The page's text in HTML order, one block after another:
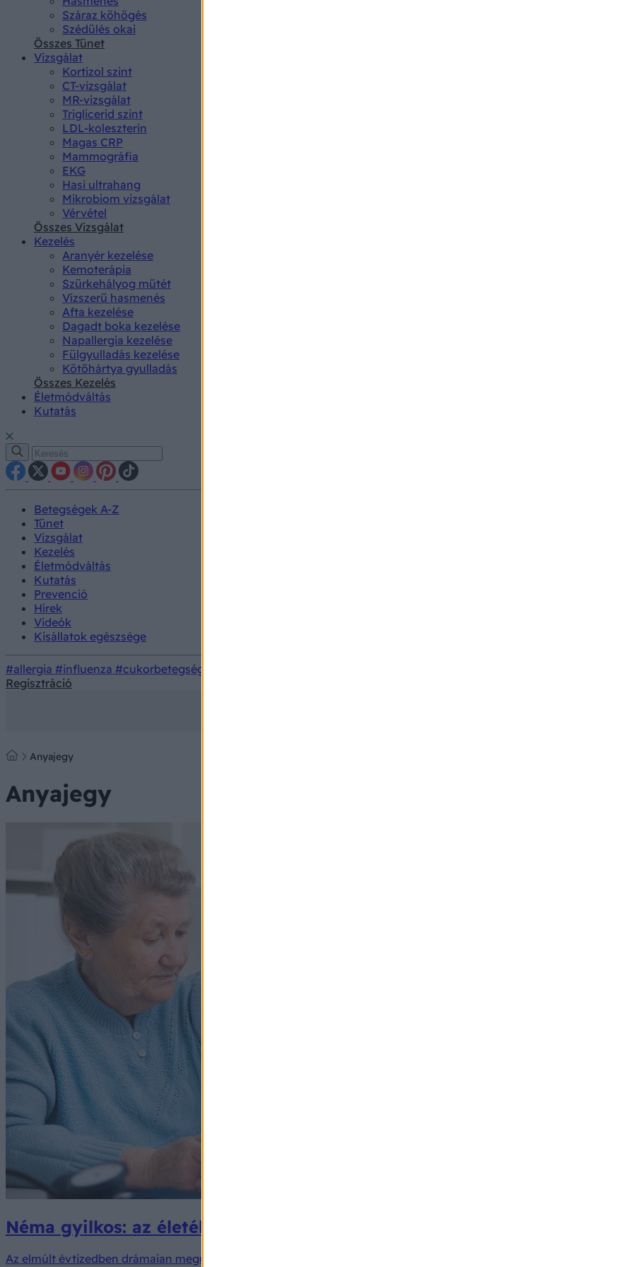
Száraz köhögés
Szédülés okai
Összes Tünet
Vizsgálat
Kortizol szint
CT-vizsgálat
MR-vizsgálat
Triglicerid szint
LDL-koleszterin
Magas CRP
Mammográfia
EKG
Hasi ultrahang
Mikrobiom vizsgálat
Vérvétel
Összes Vizsgálat
Kezelés
Aranyér kezelése
Kemoterápia
Szürkehályog műtét
Vízszerű hasmenés
Afta kezelése
Dagadt boka kezelése
Napallergia kezelése
Fülgyulladás kezelése
Kötőhártya gyulladás
Összes Kezelés
Életmódváltás
Kutatás
Betegségek A-Z
Tünet
Vizsgálat
Kezelés
Életmódváltás
Kutatás
Prevenció
Hírek
Videók
Kisállatok egészsége
#allergia #influenza #cukorbetegség
Regisztráció
Anyajegy
Anyajegy
Néma gyilkos: az életébe kerülhet, ha nem figyel oda a bőrén erre
Az elmúlt évtizedben drámaian megugrott a bőr daganatos elváltozásainak száma, ez a tendencia pedig